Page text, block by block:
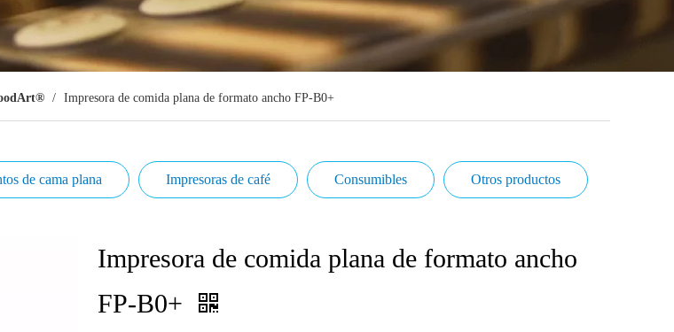
/ Impresora de comida plana de formato ancho FP-B0+
de cama plana Impresoras de café Consumibles Otros productos
Impresora de comida plana de formato ancho
FP-B0+